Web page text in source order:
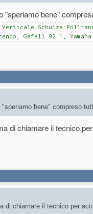
"speriamo bene"
Schulze-
Gefell 92.1, Yamaha
bene" compreso
di chiamare il tecnico
di chiamare il tecnico per